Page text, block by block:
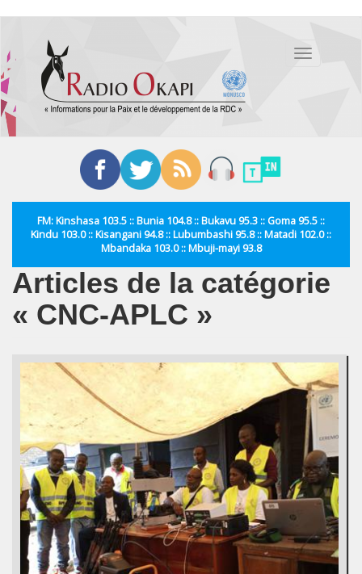
contenu
principal
Toggle
FM: Kinshasa 103.5 :: Bunia 104.8 :: Bukavu 95.3 :: Goma 95.5 ::
Kindu 103.0 :: Kisangani 94.8 :: Lubumbashi 95.8 :: Matadi 102.0 ::
Mbandaka 103.0 :: Mbuji-mayi 93.8
Articles de la catégorie
« CNC-APLC »